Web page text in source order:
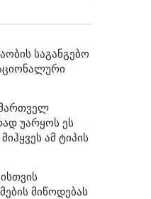
საგანგებო
უარყოს ეს
ამ ტიპის
მიწოდებას